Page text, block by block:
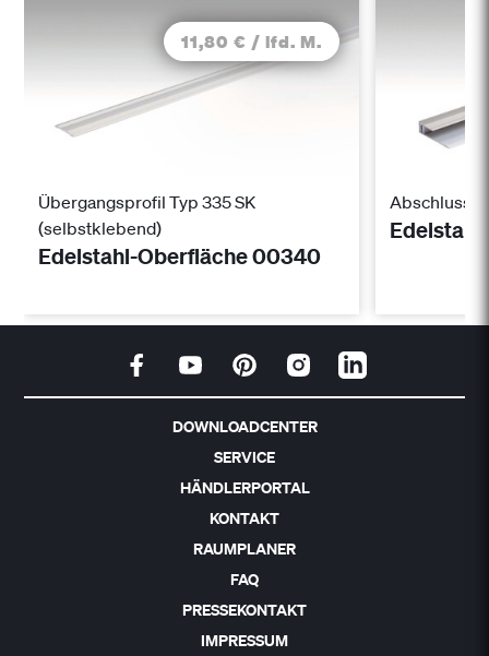
11,80 € / lfd. M.
Übergangsprofil Typ 335 SK
(selbstklebend)
Edelstahl-Oberfläche 00340
DOWNLOADCENTER
SERVICE
HÄNDLERPORTAL
KONTAKT
RAUMPLANER
FAQ
PRESSEKONTAKT
IMPRESSUM